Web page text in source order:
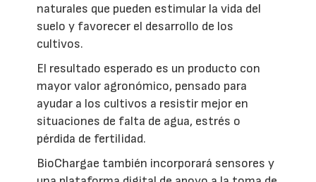
naturales que pueden estimular la vida del
suelo y favorecer el desarrollo de los
cultivos.
El resultado esperado es un producto con
mayor valor agronómico, pensado para
ayudar a los cultivos a resistir mejor en
situaciones de falta de agua, estrés o
pérdida de fertilidad.
BioChargae también incorporará sensores y